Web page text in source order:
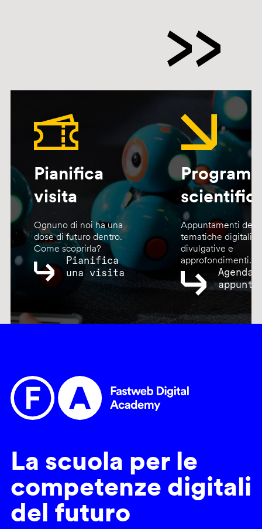
Pianifica
visita
Ognuno di noi ha una
dose di futuro dentro.
Come scoprirla?
Pianifica
una visita
Appuntamenti
tematiche digitali,
divulgative e
approfondimenti.
Agenda
La scuola per le
competenze digitali
del futuro